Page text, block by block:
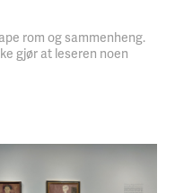
rom og sammenheng.
gjør at leseren noen